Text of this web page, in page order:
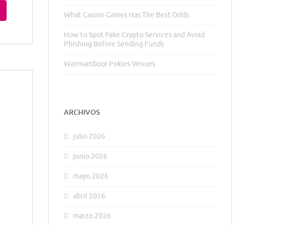
What Casino Games Has The Best Odds
How to Spot Fake Crypto Services and Avoid
Phishing Before Sending Funds
Warrnambool Pokies Venues
ARCHIVOS
julio 2026
junio 2026
mayo 2026
abril 2026
marzo 2026